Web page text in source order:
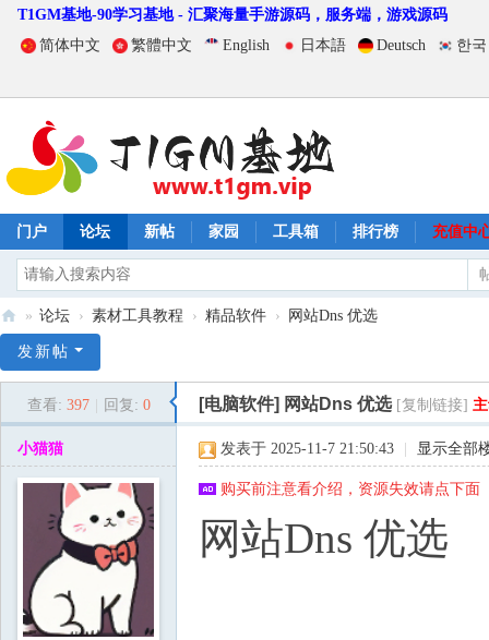
T1GM基地-90学习基地 - 汇聚海量手游源码，服务端，游戏源码
简体中文
繁體中文 English 日本語 Deutsch 한
门户 论坛 新帖 家园 工具箱 排行榜 充值中
1
» 论坛 › 素材工具教程 › 精品软件 › 网站Dns 优选
发新帖
查看: 397 回复: 0 [电脑软件] 网站Dns 优选 [复制链接]
小猫猫 发表于 2025-11-7 21:50:43 显示全部
购买前注意看介绍，资源失效请点下
网站Dns 优选